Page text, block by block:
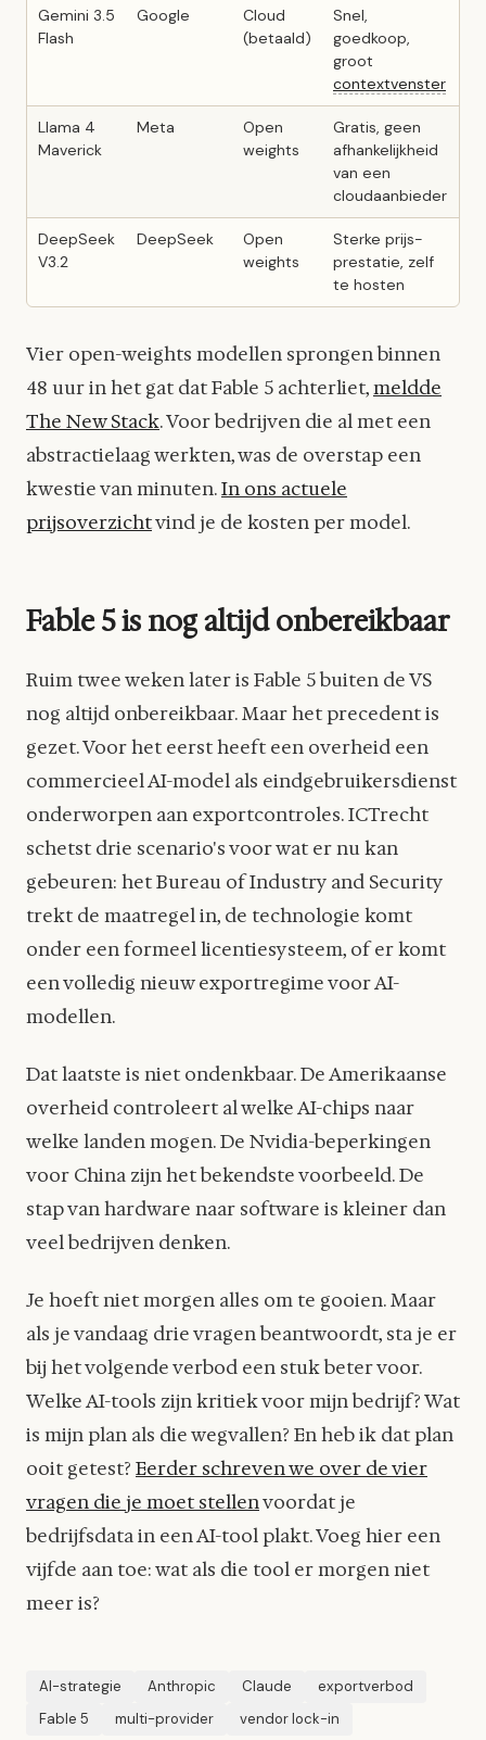
Gemini 3.5
Flash
Google
Cloud
(betaald)
Snel,
goedkoop,
groot
contextvenster
Llama 4
Maverick
Meta
Open
weights
Gratis, geen
afhankelijkheid
van een
cloudaanbieder
DeepSeek
V3.2
DeepSeek
Open
weights
Sterke prijs-
prestatie, zelf
te hosten
Vier open-weights modellen sprongen binnen
48 uur in het gat dat Fable 5 achterliet,meldde
The New Stack. Voor bedrijven die al met een
abstractielaag werkten, was de overstap een
kwestie van minuten.In ons actuele
prijsoverzichtvind je de kosten per model.
Fable 5 is nog altijd onbereikbaar
Ruim twee weken later is Fable 5 buiten de VS
nog altijd onbereikbaar. Maar het precedent is
gezet. Voor het eerst heeft een overheid een
commercieel AI-model als eindgebruikersdienst
onderworpen aan exportcontroles. ICTrecht
schetst drie scenario's voor wat er nu kan
gebeuren: het Bureau of Industry and Security
trekt de maatregel in, de technologie komt
onder een formeel licentiesysteem, of er komt
een volledig nieuw exportregime voor AI-
modellen.
Dat laatste is niet ondenkbaar. De Amerikaanse
overheid controleert al welke AI-chips naar
welke landen mogen. De Nvidia-beperkingen
voor China zijn het bekendste voorbeeld. De
stap van hardware naar software is kleiner dan
veel bedrijven denken.
Je hoeft niet morgen alles om te gooien. Maar
als je vandaag drie vragen beantwoordt, sta je er
bij het volgende verbod een stuk beter voor.
Welke AI-tools zijn kritiek voor mijn bedrijf? Wat
is mijn plan als die wegvallen? En heb ik dat plan
ooit getest? Eerder schreven we over de vier
vragen die je moet stellenvoordat je
bedrijfsdata in een AI-tool plakt. Voeg hier een
vijfde aan toe: wat als die tool er morgen niet
meer is?
AI-strategie Anthropic Claude
exportverbod
Fable 5
multi-provider vendor lock-in